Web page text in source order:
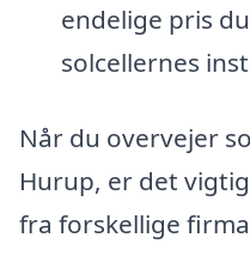
endelige pris
solcellernes
Når du overvejer
Hurup, er det
fra forskellige